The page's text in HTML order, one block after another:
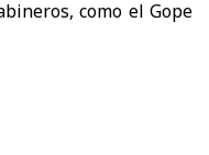
como el Gope